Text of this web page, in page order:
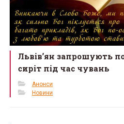
Львів’ян запрошують
сиріт під час чувань
Анонси
Новини